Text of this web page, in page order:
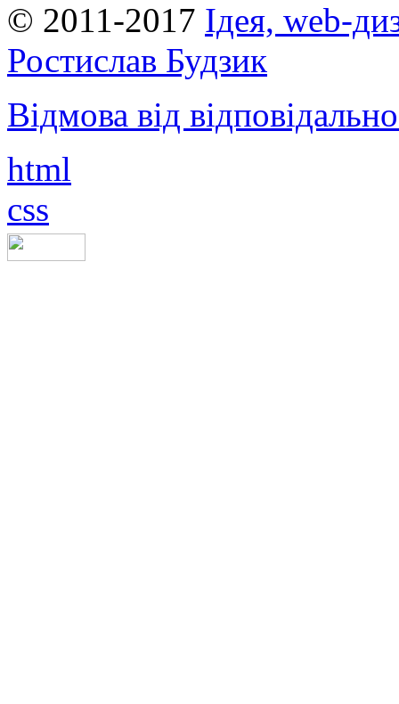
© 2011-2017 Ідея, web-
Ростислав Будзик
Відмова від
html
css